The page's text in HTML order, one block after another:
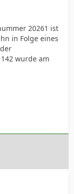
20261 ist
in Folge eines
wurde am